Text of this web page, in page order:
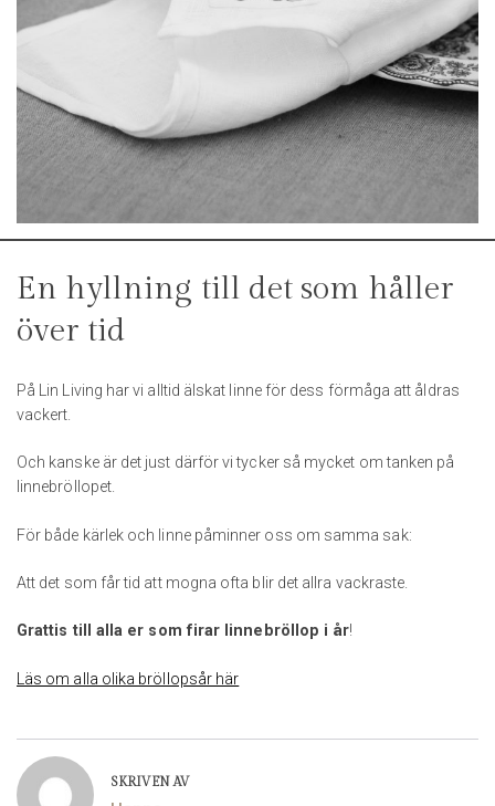
En hyllning till det som håller
över tid
På Lin Living har vi alltid älskat linne för dess förmåga att åldras
vackert.
Och kanske är det just därför vi tycker så mycket om tanken på
linnebröllopet.
För både kärlek och linne påminner oss om samma sak:
Att det som får tid att mogna ofta blir det allra vackraste.
Grattis till alla er som firar linnebröllop i år!
Läs om alla olika bröllopsår här
SKRIVEN AV